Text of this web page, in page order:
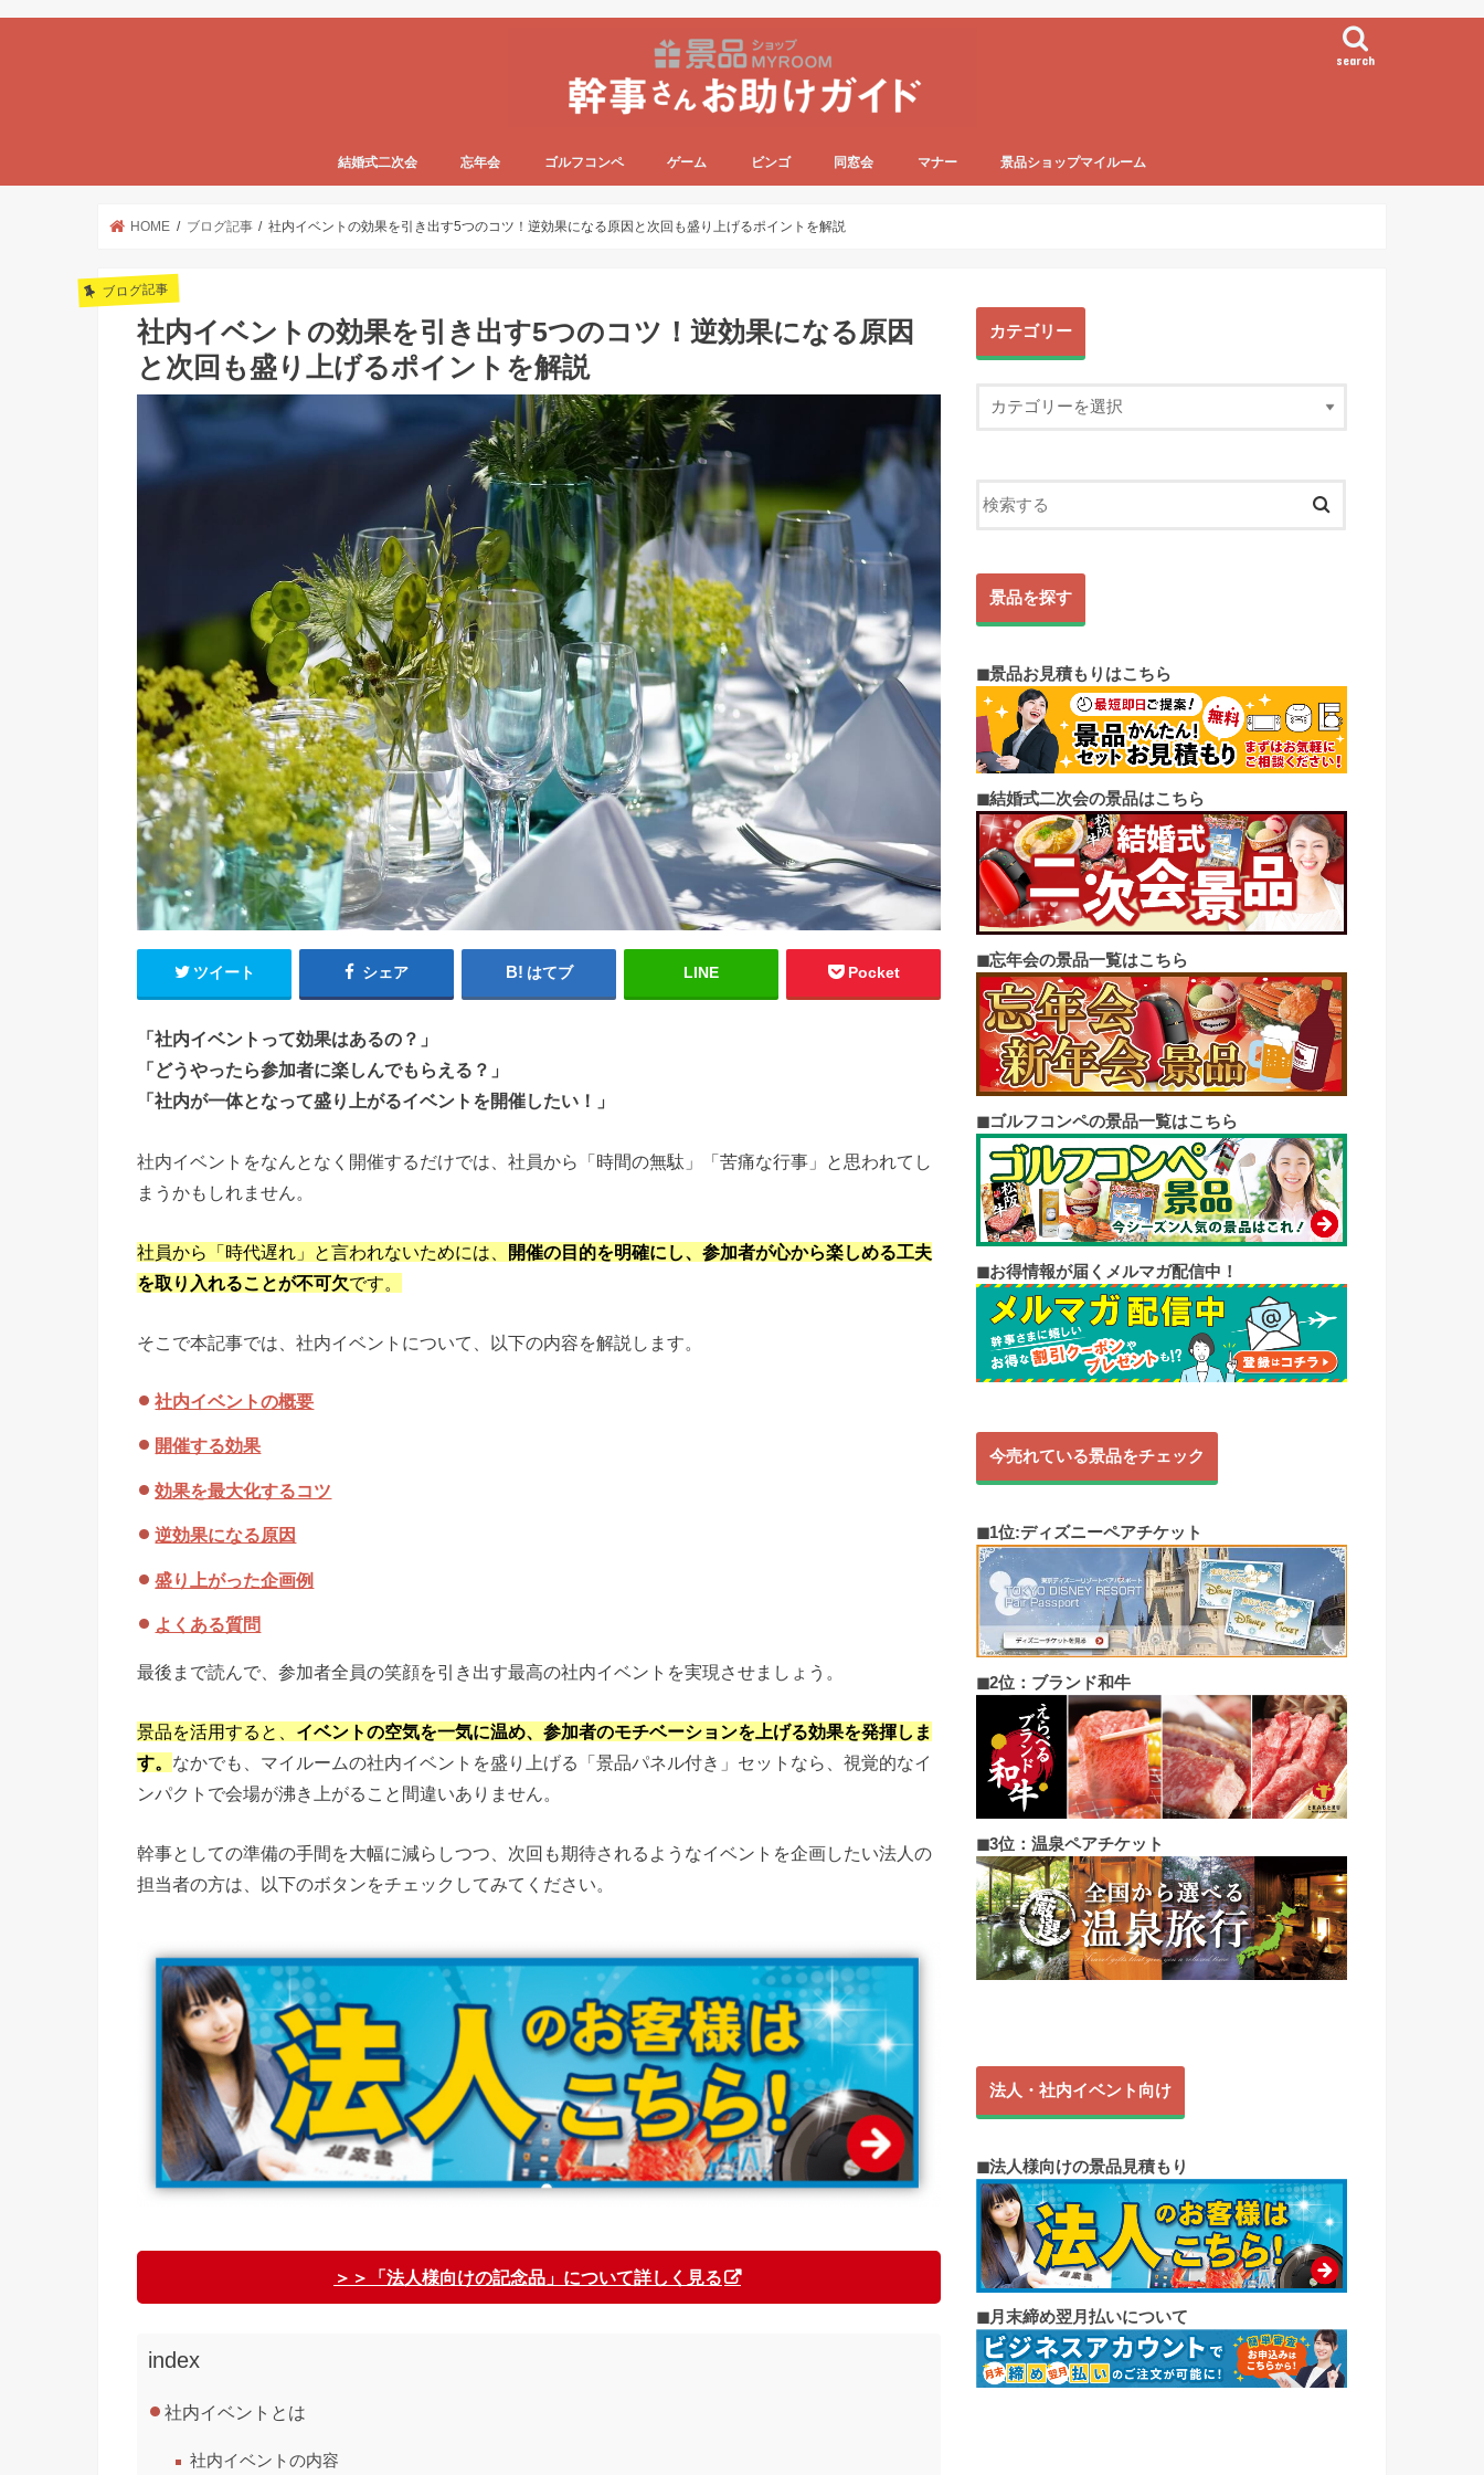
search
結婚式二次会 忘年会 ゴルフコンペ ゲーム ビンゴ 同窓会 マナー 景品ショップマイルーム
HOME ブログ記事 社内イベントの効果を引き出す5つのコツ！逆効果になる原因と次回も盛り上げるポイントを解説
ブログ記事
社内イベントの効果を引き出す5つのコツ！逆効果になる原因
と次回も盛り上げるポイントを解説
ツイート シェア はてブ LINE Pocket
「社内イベントって効果はあるの？」
「どうやったら参加者に楽しんでもらえる？」
「社内が一体となって盛り上がるイベントを開催したい！」
社内イベントをなんとなく開催するだけでは、社員から「時間の無駄」「苦痛な行事」と思われてし
まうかもしれません。
社員から「時代遅れ」と言われないためには、
開催の目的を明確にし、参加者が心から楽しめる工夫
を取り入れることが不可欠です。
そこで本記事では、社内イベントについて、以下の内容を解説します。
社内イベントの概要
開催する効果
効果を最大化するコツ
逆効果になる原因
盛り上がった企画例
よくある質問
最後まで読んで、参加者全員の笑顔を引き出す最高の社内イベントを実現させましょう。
景品を活用すると、 イベントの空気を一気に温め、参加者のモチベーションを上げる効果を発揮しま
す。 なかでも、マイルームの社内イベントを盛り上げる「景品パネル付き」セットなら、視覚的なイ
ンパクトで会場が沸き上がること間違いありません。
幹事としての準備の手間を大幅に減らしつつ、次回も期待されるようなイベントを企画したい法人の
担当者の方は、以下のボタンをチェックしてみてください。
＞＞「法人様向けの記念品」について詳しく見る
index
社内イベントとは
社内イベントの内容
カテゴリー
景品を探す
◼︎景品お見積もりはこちら
◼︎結婚式二次会の景品はこちら
◼︎忘年会の景品一覧はこちら
◼︎ゴルフコンペの景品一覧はこちら
◼︎お得情報が届くメルマガ配信中！
今売れている景品をチェック
◼︎1位:ディズニーペアチケット
◼︎2位：ブランド和牛
◼︎3位：温泉ペアチケット
法人・社内イベント向け
◼︎法人様向けの景品見積もり
◼︎月末締め翌月払いについて